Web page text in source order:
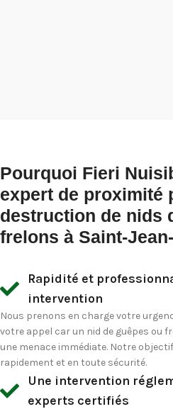
Pourquoi Fieri
expert de proximité
destruction de nids
frelons à Saint-
Rapidité et
intervention
Nous prenons en charge votre
votre appel car un nid de guêpes ou
une menace immédiate. Notre
rapidement et en toute sécurité.
Une intervention
experts certifiés